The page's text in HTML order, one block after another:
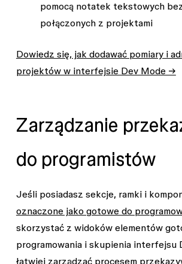
pomocą notatek tekstowych
połączonych z projektami
Dowiedz się, jak dodawać pomiary i
projektów w interfejsie Dev Mode →
Zarządzanie
do programistów
Jeśli posiadasz sekcje, ramki i
oznaczone jako gotowe do
skorzystać z widoków elementów
programowania i skupienia interfejsu
łatwiej zarządzać procesem